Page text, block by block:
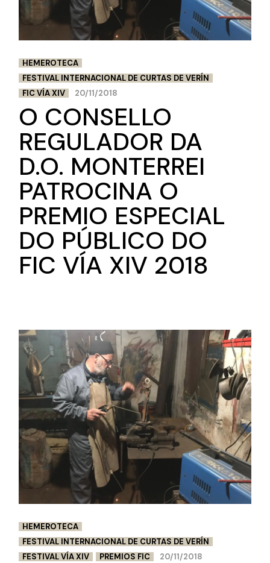
HEMEROTECA
FESTIVAL INTERNACIONAL DE CURTAS DE VERÍN
FIC VÍA XIV
20/11/2018
O CONSELLO
REGULADOR DA
D.O. MONTERREI
PATROCINA O
PREMIO ESPECIAL
DO PÚBLICO DO
FIC VÍA XIV 2018
HEMEROTECA
FESTIVAL INTERNACIONAL DE CURTAS DE VERÍN
FESTIVAL VÍA XIV
PREMIOS FIC 20/11/2018